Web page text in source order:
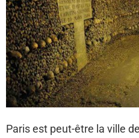
Paris est peut-être la ville